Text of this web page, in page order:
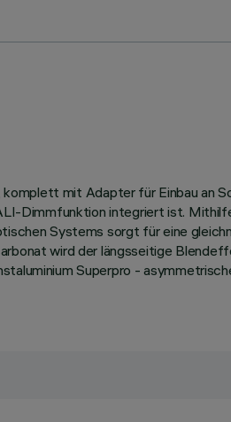
mit Adapter für Einbau an
Dimmfunktion integriert ist.
Systems sorgt für eine
wird der längsseitige
Superpro -